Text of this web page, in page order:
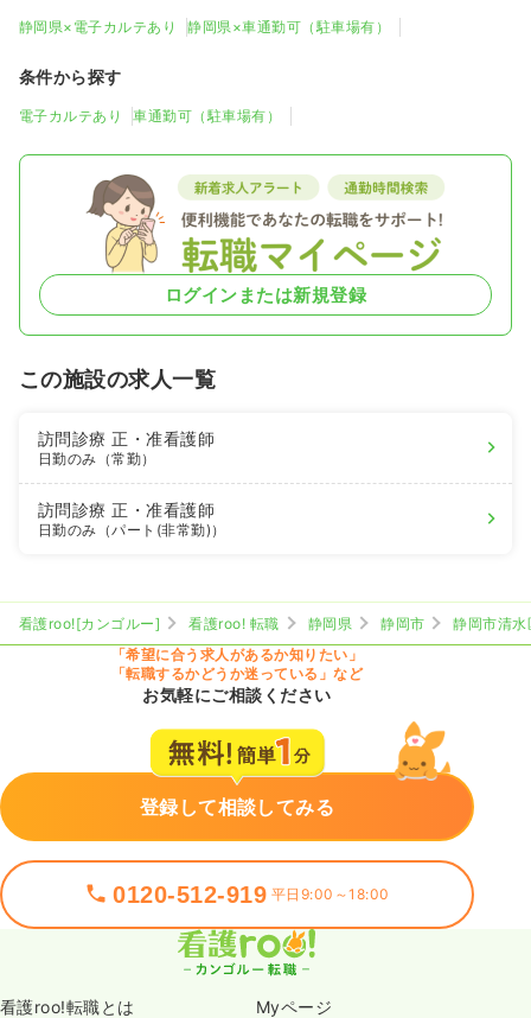
静岡県×電子カルテあり 静岡県×車通勤可（駐車場有）
条件から探す
電子カルテあり 車通勤可（駐車場有）
ログインまたは新規登録
この施設の求人一覧
訪問診療正・准看護師
日勤のみ（常勤）
訪問診療正・准看護師
日勤のみ（パート(非常勤)）
看護roo![カンゴルー] 看護roo! 転職 静岡県 静岡市
静岡市清水
「希望に合う求人があるか知りたい」
「転職するかどうか迷っている」など
お気軽にご相談ください
登録して相談してみる
0120-512-919 平日9:00～18:00
看護roo!転職とは Myページ